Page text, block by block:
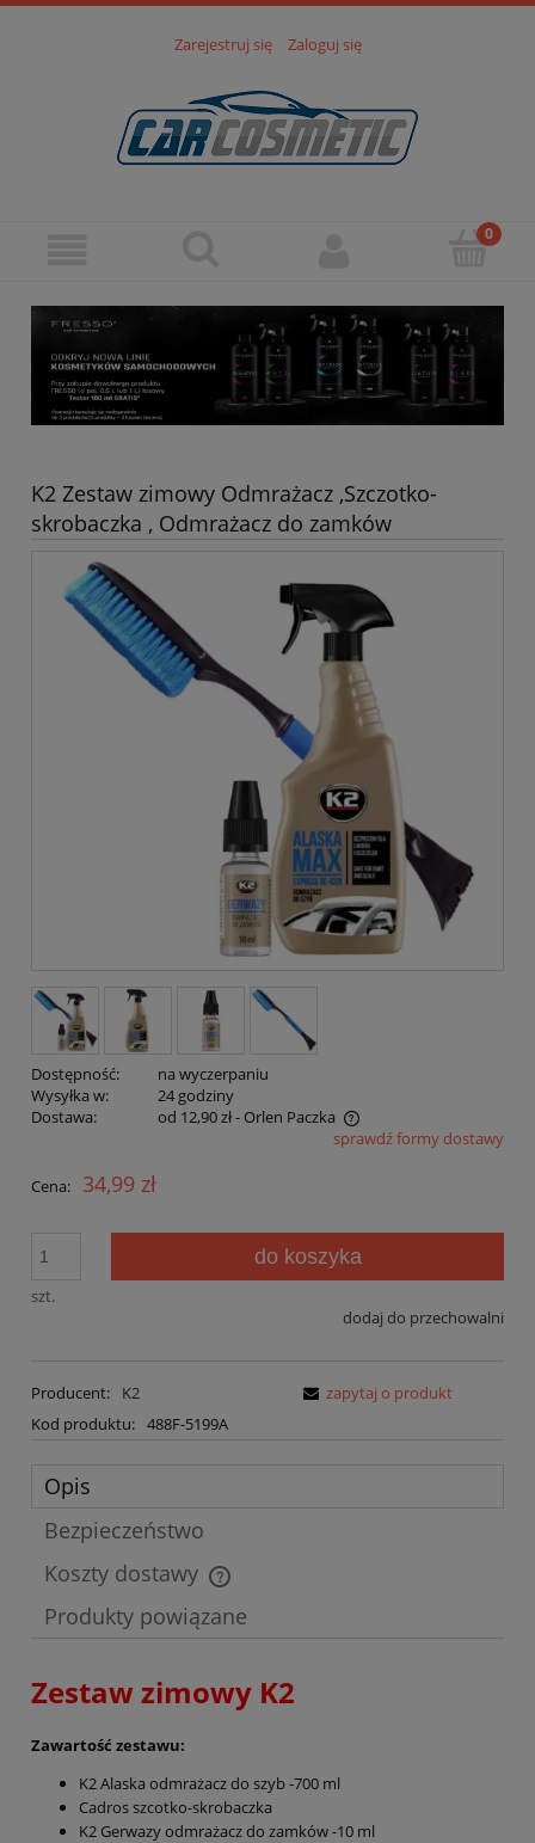
Zarejestruj się Zaloguj się
K2 Zestaw zimowy Odmrażacz ,Szczotko-
skrobaczka , Odmrażacz do zamków
Dostępność:
na wyczerpaniu
Wysyłka w:
24 godziny
Dostawa:
od 12,90 zł- Orlen Paczka
Cena nie zawiera ewentualnych kosztów płatnościsprawdź formy dostawy
Cena: 34,99 zł
szt.
do koszyka
dodaj do przechowalni
Producent:
K2
Kod produktu: 488F-5199A
zapytaj o produkt
Opis
Bezpieczeństwo
Koszty dostawy
Cena nie zawiera ewentualnych kosztów płatności
Produkty powiązane
Zestaw zimowy K2
Zawartość zestawu:
K2 Alaska odmrażacz do szyb -700 ml
Cadros szcotko-skrobaczka
K2 Gerwazy odmrażacz do zamków -10 ml